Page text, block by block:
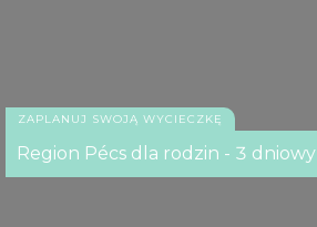
ZAPLANUJ SWOJĄ WYCIECZKĘ
Region Pécs dla rodzin - 3 dniowy